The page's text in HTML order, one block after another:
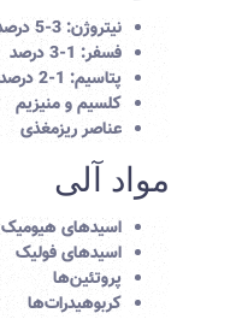
نیتروژن: 3-5 درصد
فسفر: 1-3 درصد
پتاسیم: 1-2 درصد
کلسیم و منیزیم
عناصر ریزمغذی
مواد آلی
اسیدهای هیومیک
اسیدهای فولیک
پروتئین‌ها
کربوهیدرات‌ها